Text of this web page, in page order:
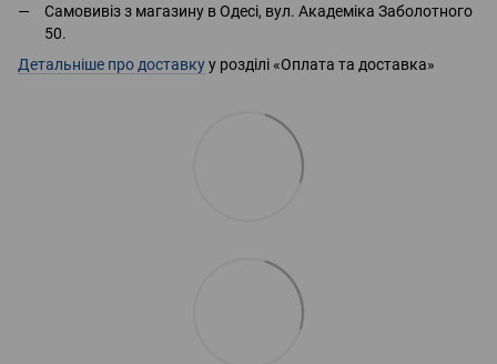
Самовивіз з магазину в Одесі, вул. Академіка Заболотного
50.
Детальніше про доставкуу розділі «Оплата та доставка»